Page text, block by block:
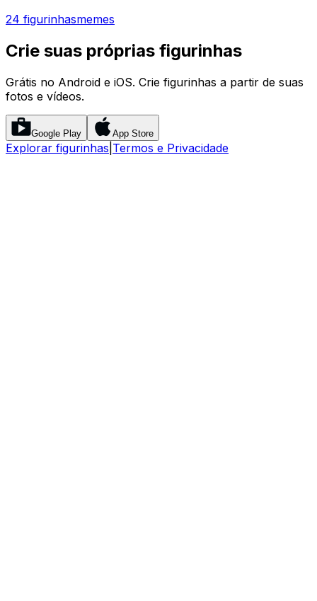
24 figurinhasmemes
Crie suas próprias figurinhas
Grátis no Android e iOS. Crie figurinhas a partir de suas
fotos e vídeos.
Google Play App Store
Explorar figurinhas Termos e Privacidade